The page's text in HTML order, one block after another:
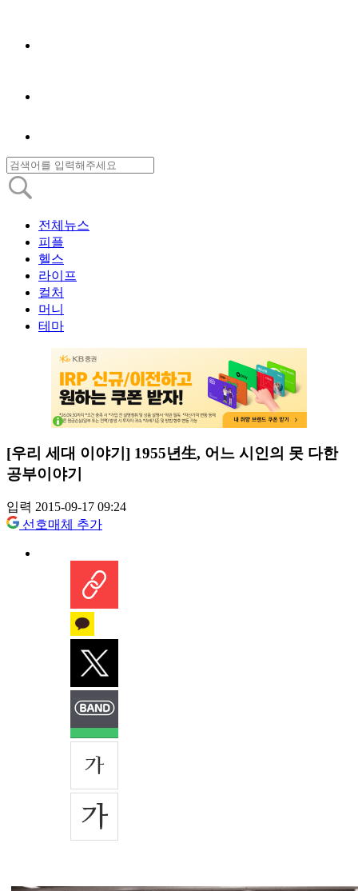
전체뉴스
피플
헬스
라이프
컬처
머니
테마
[우리 세대 이야기] 1955년生, 어느 시인의 못 다한
공부이야기
입력 2015-09-17 09:24
선호매체 추가